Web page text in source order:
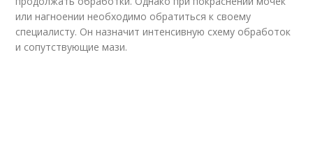
или нагноении необходимо обратиться к своему
специалисту. Он назначит интенсивную схему обработок
и сопутствующие мази.